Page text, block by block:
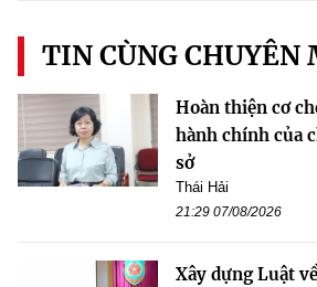
TIN CÙNG CHUYÊN
Hoàn thiện cơ
hành chính của
sở
Thái Hải
21:29 07/08/2026
Xây dựng Luật